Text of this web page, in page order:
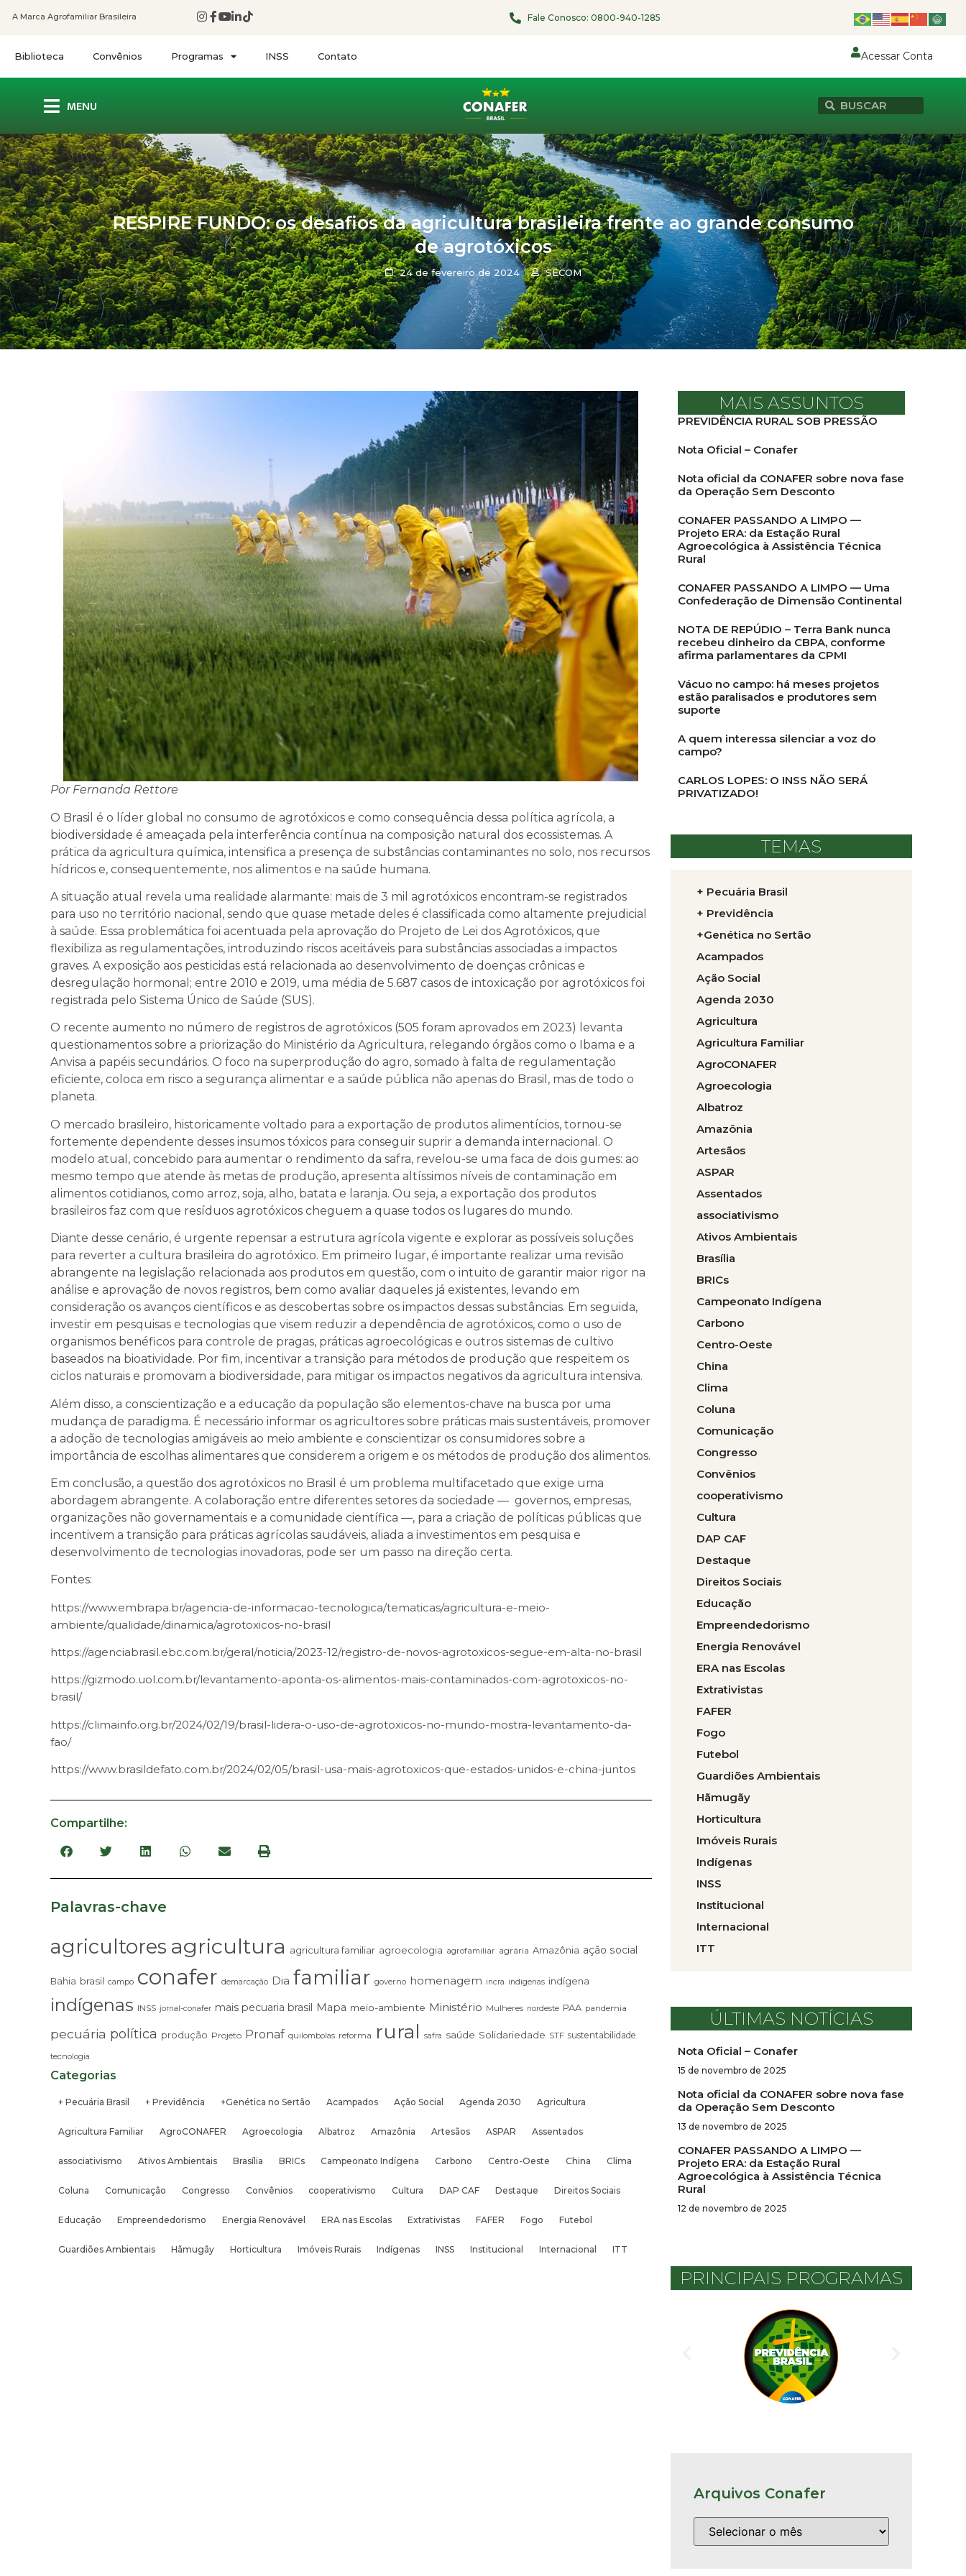
A Marca Agrofamiliar Brasileira Fale Conosco: 0800-940-1285
Biblioteca Convênios Programas INSS Contato Acessar Conta
MENU
RESPIRE FUNDO: os desafios da agricultura brasileira frente ao grande consumo
de agrotóxicos
24 de fevereiro de 2024 SECOM
Por Fernanda Rettore
O Brasil é o líder global no consumo de agrotóxicos e como consequência dessa política agrícola, a
biodiversidade é ameaçada pela interferência contínua na composição natural dos ecossistemas. A
prática da agricultura química, intensifica a presença de substâncias contaminantes no solo, nos recursos
hídricos e, consequentemente, nos alimentos e na saúde humana.
A situação atual revela uma realidade alarmante: mais de 3 mil agrotóxicos encontram-se registrados
para uso no território nacional, sendo que quase metade deles é classificada como altamente prejudicial
à saúde. Essa problemática foi acentuada pela aprovação do Projeto de Lei dos Agrotóxicos, que
flexibiliza as regulamentações, introduzindo riscos aceitáveis para substâncias associadas a impactos
graves. A exposição aos pesticidas está relacionada ao desenvolvimento de doenças crônicas e
desregulação hormonal; entre 2010 e 2019, uma média de 5.687 casos de intoxicação por agrotóxicos foi
registrada pelo Sistema Único de Saúde (SUS).
O recente aumento no número de registros de agrotóxicos (505 foram aprovados em 2023) levanta
questionamentos sobre a priorização do Ministério da Agricultura, relegando órgãos como o Ibama e a
Anvisa a papéis secundários. O foco na superprodução do agro, somado à falta de regulamentação
eficiente, coloca em risco a segurança alimentar e a saúde pública não apenas do Brasil, mas de todo o
planeta.
O mercado brasileiro, historicamente voltado para a exportação de produtos alimentícios, tornou-se
fortemente dependente desses insumos tóxicos para conseguir suprir a demanda internacional. O
modelo atual, concebido para aumentar o rendimento da safra, revelou-se uma faca de dois gumes: ao
mesmo tempo que atende às metas de produção, apresenta altíssimos níveis de contaminação em
alimentos cotidianos, como arroz, soja, alho, batata e laranja. Ou seja, a exportação dos produtos
brasileiros faz com que resíduos agrotóxicos cheguem a quase todos os lugares do mundo.
Diante desse cenário, é urgente repensar a estrutura agrícola vigente e explorar as possíveis soluções
para reverter a cultura brasileira do agrotóxico. Em primeiro lugar, é importante realizar uma revisão
abrangente na legislação relacionada aos produtos em questão, com o intuito de garantir maior rigor na
análise e aprovação de novos registros, bem como avaliar daqueles já existentes, levando em
consideração os avanços científicos e as descobertas sobre os impactos dessas substâncias. Em seguida,
investir em pesquisas e tecnologias que visem reduzir a dependência de agrotóxicos, como o uso de
organismos benéficos para controle de pragas, práticas agroecológicas e outros sistemas de cultivo
baseados na bioatividade. Por fim, incentivar a transição para métodos de produção que respeitem os
ciclos naturais e promovam a biodiversidade, para mitigar os impactos negativos da agricultura intensiva.
Além disso, a conscientização e a educação da população são elementos-chave na busca por uma
mudança de paradigma. É necessário informar os agricultores sobre práticas mais sustentáveis, promover
a adoção de tecnologias amigáveis ao meio ambiente e conscientizar os consumidores sobre a
importância de escolhas alimentares que considerem a origem e os métodos de produção dos alimentos.
Em conclusão, a questão dos agrotóxicos no Brasil é um problema multifacetado que exige uma
abordagem abrangente. A colaboração entre diferentes setores da sociedade — governos, empresas,
organizações não governamentais e a comunidade científica —, para a criação de políticas públicas que
incentivem a transição para práticas agrícolas saudáveis, aliada a investimentos em pesquisa e
desenvolvimento de tecnologias inovadoras, pode ser um passo na direção certa.
Fontes:
https://www.embrapa.br/agencia-de-informacao-tecnologica/tematicas/agricultura-e-meio-
ambiente/qualidade/dinamica/agrotoxicos-no-brasil
https://agenciabrasil.ebc.com.br/geral/noticia/2023-12/registro-de-novos-agrotoxicos-segue-em-alta-no-brasil
https://gizmodo.uol.com.br/levantamento-aponta-os-alimentos-mais-contaminados-com-agrotoxicos-no-
brasil/
https://climainfo.org.br/2024/02/19/brasil-lidera-o-uso-de-agrotoxicos-no-mundo-mostra-levantamento-da-
fao/
https://www.brasildefato.com.br/2024/02/05/brasil-usa-mais-agrotoxicos-que-estados-unidos-e-china-juntos
Compartilhe:
Palavras-chave
agricultores agricultura agricultura familiar agroecologia agrofamiliar agrária Amazônia ação social
Bahia brasil campo conafer demarcação Dia familiar governo homenagem incra indigenas indígena
indígenas INSS jornal-conafer mais pecuaria brasil Mapa meio-ambiente Ministério Mulheres nordeste PAA pandemia
pecuária política produção Projeto Pronaf quilombolas reforma rural safra saúde Solidariedade STF sustentabilidade
tecnologia
Categorias
+ Pecuária Brasil + Previdência +Genética no Sertão Acampados Ação Social Agenda 2030 Agricultura
Agricultura Familiar AgroCONAFER Agroecologia Albatroz Amazônia Artesãos ASPAR Assentados
associativismo Ativos Ambientais Brasília BRICs Campeonato Indígena Carbono Centro-Oeste China Clima
Coluna Comunicação Congresso Convênios cooperativismo Cultura DAP CAF Destaque Direitos Sociais
Educação Empreendedorismo Energia Renovável ERA nas Escolas Extrativistas FAFER Fogo Futebol
Guardiões Ambientais Hãmugãy Horticultura Imóveis Rurais Indígenas INSS Institucional Internacional ITT
MAIS ASSUNTOS
PREVIDÊNCIA RURAL SOB PRESSÃO
Nota Oficial – Conafer
Nota oficial da CONAFER sobre nova fase
da Operação Sem Desconto
CONAFER PASSANDO A LIMPO —
Projeto ERA: da Estação Rural
Agroecológica à Assistência Técnica
Rural
CONAFER PASSANDO A LIMPO — Uma
Confederação de Dimensão Continental
NOTA DE REPÚDIO – Terra Bank nunca
recebeu dinheiro da CBPA, conforme
afirma parlamentares da CPMI
Vácuo no campo: há meses projetos
estão paralisados e produtores sem
suporte
A quem interessa silenciar a voz do
campo?
CARLOS LOPES: O INSS NÃO SERÁ
PRIVATIZADO!
TEMAS
+ Pecuária Brasil
+ Previdência
+Genética no Sertão
Acampados
Ação Social
Agenda 2030
Agricultura
Agricultura Familiar
AgroCONAFER
Agroecologia
Albatroz
Amazônia
Artesãos
ASPAR
Assentados
associativismo
Ativos Ambientais
Brasília
BRICs
Campeonato Indígena
Carbono
Centro-Oeste
China
Clima
Coluna
Comunicação
Congresso
Convênios
cooperativismo
Cultura
DAP CAF
Destaque
Direitos Sociais
Educação
Empreendedorismo
Energia Renovável
ERA nas Escolas
Extrativistas
FAFER
Fogo
Futebol
Guardiões Ambientais
Hãmugãy
Horticultura
Imóveis Rurais
Indígenas
INSS
Institucional
Internacional
ITT
ÚLTIMAS NOTÍCIAS
Nota Oficial – Conafer
15 de novembro de 2025
Nota oficial da CONAFER sobre nova fase
da Operação Sem Desconto
13 de novembro de 2025
CONAFER PASSANDO A LIMPO —
Projeto ERA: da Estação Rural
Agroecológica à Assistência Técnica
Rural
12 de novembro de 2025
PRINCIPAIS PROGRAMAS
Arquivos Conafer